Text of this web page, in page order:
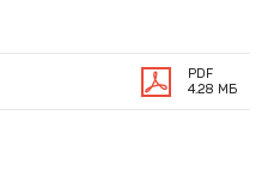
PDF
4.28 МБ